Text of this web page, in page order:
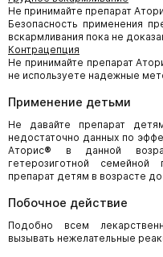
Не принимайте препарат
Безопасность применения
вскармливания пока не
Контрацепция
Не принимайте препарат
не используете надежные
Применение детьми
Не давайте препарат
недостаточно данных по
Аторис® в данной
гетерозиготной семейной
препарат детям в возрасте до
Побочное действие
Подобно всем
вызывать нежелательные